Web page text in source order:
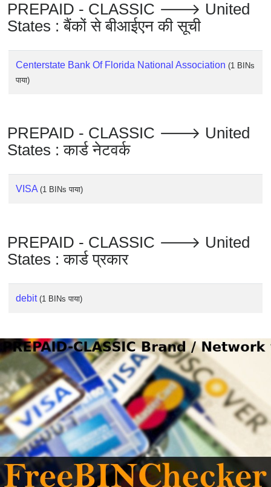
PREPAID - CLASSIC 🡒 United
States : बैंकों से बीआईएन की सूची
Centerstate Bank Of Florida National Association (1 BINs
पाया)
PREPAID - CLASSIC 🡒 United
States : कार्ड नेटवर्क
VISA (1 BINs पाया)
PREPAID - CLASSIC 🡒 United
States : कार्ड प्रकार
debit (1 BINs पाया)